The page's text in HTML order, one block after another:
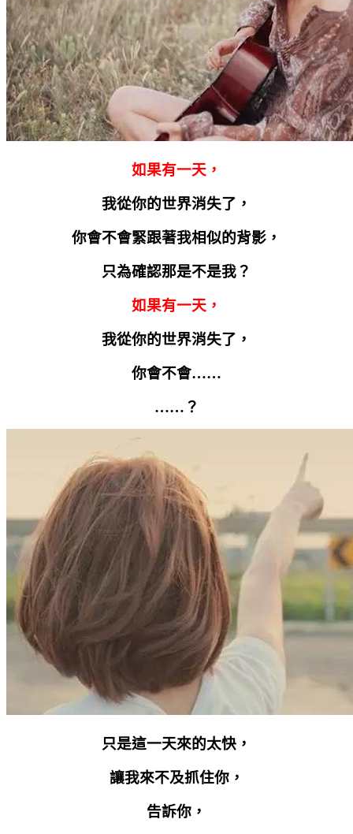
如果有一天，
我從你的世界消失了，
你會不會緊跟著我相似的背影，
只為確認那是不是我？
如果有一天，
我從你的世界消失了，
你會不會……
……？
只是這一天來的太快，
讓我來不及抓住你，
告訴你，